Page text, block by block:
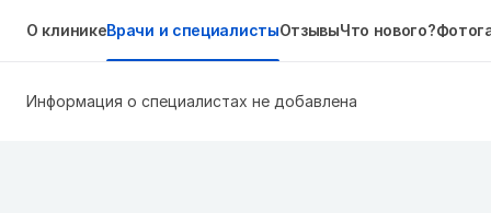
О клиникеВрачи и специалистыОтзывыЧто нового?
Информация о специалистах не добавлена